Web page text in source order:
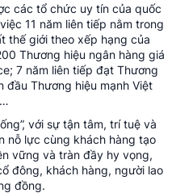
các tổ chức uy tín của quốc
11 năm liên tiếp nằm trong
thế giới theo xếp hạng của
Thương hiệu ngân hàng giá
7 năm liên tiếp đạt Thương
đầu Thương hiệu mạnh Việt
với sự tận tâm, trí tuệ và
nỗ lực cùng khách hàng tạo
vững và tràn đầy hy vọng,
đông, khách hàng, người lao
đồng.